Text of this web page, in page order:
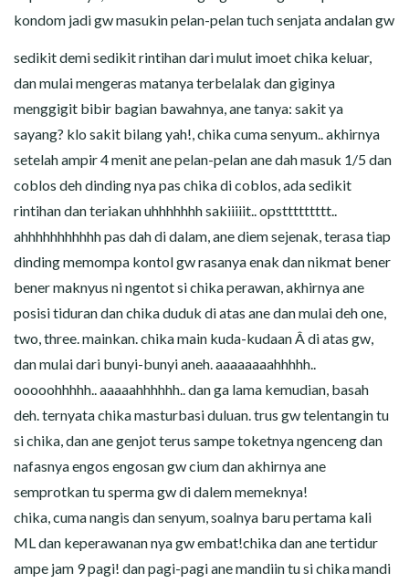
kondom jadi gw masukin pelan-pelan tuch senjata andalan gw
sedikit demi sedikit rintihan dari mulut imoet chika keluar,
dan mulai mengeras matanya terbelalak dan giginya
menggigit bibir bagian bawahnya, ane tanya: sakit ya
sayang? klo sakit bilang yah!, chika cuma senyum.. akhirnya
setelah ampir 4 menit ane pelan-pelan ane dah masuk 1/5 dan
coblos deh dinding nya pas chika di coblos, ada sedikit
rintihan dan teriakan uhhhhhhh sakiiiiit.. opsttttttttt..
ahhhhhhhhhhh pas dah di dalam, ane diem sejenak, terasa tiap
dinding memompa kontol gw rasanya enak dan nikmat bener
bener maknyus ni ngentot si chika perawan, akhirnya ane
posisi tiduran dan chika duduk di atas ane dan mulai deh one,
two, three. mainkan. chika main kuda-kudaan Â di atas gw,
dan mulai dari bunyi-bunyi aneh. aaaaaaaahhhhh..
ooooohhhhh.. aaaaahhhhhh.. dan ga lama kemudian, basah
deh. ternyata chika masturbasi duluan. trus gw telentangin tu
si chika, dan ane genjot terus sampe toketnya ngenceng dan
nafasnya engos engosan gw cium dan akhirnya ane
semprotkan tu sperma gw di dalem memeknya!
chika, cuma nangis dan senyum, soalnya baru pertama kali
ML dan keperawanan nya gw embat!chika dan ane tertidur
ampe jam 9 pagi! dan pagi-pagi ane mandiin tu si chika mandi